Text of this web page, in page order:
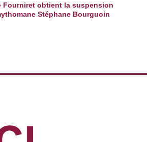
Fourniret obtient la suspension
Stéphane Bourguoin